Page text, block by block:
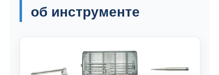
об инструменте